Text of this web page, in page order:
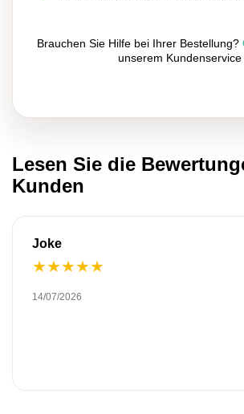
Brauchen Sie Hilfe bei Ihrer Bestellung?
unserem Kundenservice
Lesen Sie die
Kunden
Joke
★★★★★
14/07/2026